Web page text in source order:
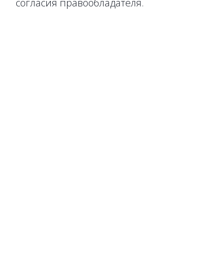
согласия правообладателя.